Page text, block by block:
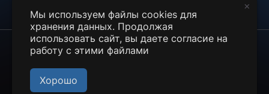
© 2025 MERA. Все права защищены.
Пользовательское соглашение
Политика конфиденциальности
Мы используем файлы cookies для
хранения данных. Продолжая
использовать сайт, вы даете согласие на
работу с этими файлами
Хорошо